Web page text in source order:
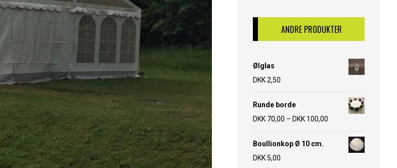
ANDRE PRODUKTER
Ølglas
DKK2,50
Runde borde
DKK 70,00 – DKK 100,00
Boullionkop Ø 10 cm.
DKK 5,00